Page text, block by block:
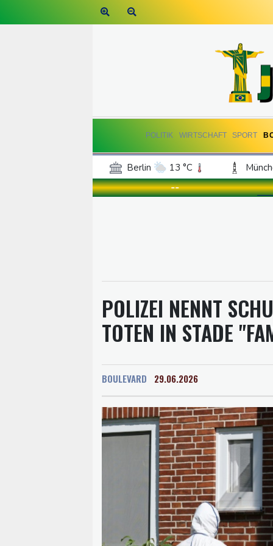
POLITIK WIRTSCHAFT SPORT
Berlin 13 °C
Frankfurt am Main
15 °C
--
POLIZEI NENNT
TOTEN IN STADE
BOULEVARD 29.06.2026